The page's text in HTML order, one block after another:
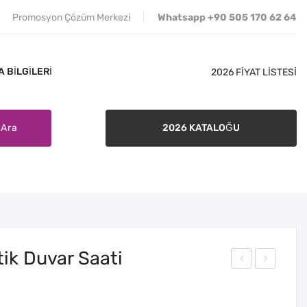
Promosyon Çözüm Merkezi Whatsapp +90 505 170 62 64
BILGILERI 2026 FİYAT LİSTESİ
Ara 2026 KATALOĞU
Duvar Saati